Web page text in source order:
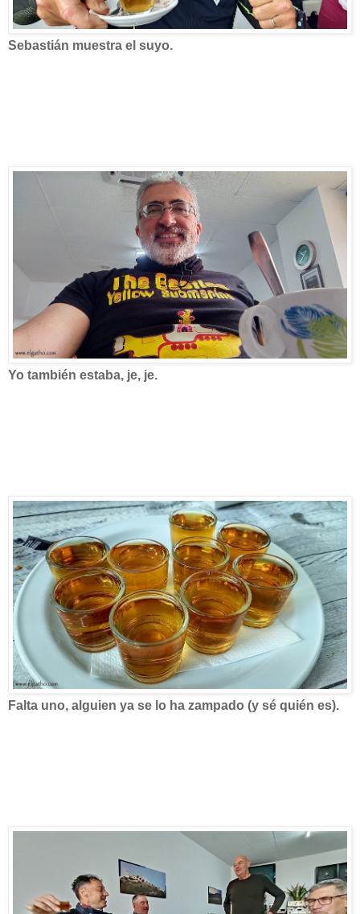
Sebastián muestra el suyo.
Yo también estaba, je, je.
Falta uno, alguien ya se lo ha zampado (y sé quién es).